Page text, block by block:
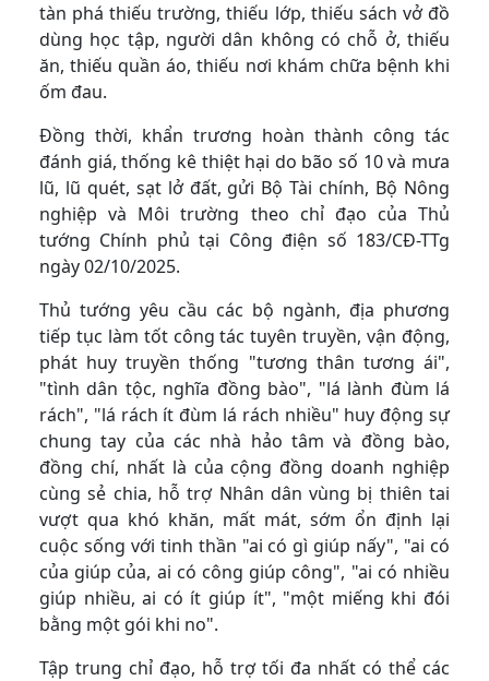
tàn phá thiếu trường, thiếu lớp, thiếu sách vở đồ
dùng học tập, người dân không có chỗ ở, thiếu
ăn, thiếu quần áo, thiếu nơi khám chữa bệnh khi
ốm đau.
Đồng thời, khẩn trương hoàn thành công tác
đánh giá, thống kê thiệt hại do bão số 10 và mưa
lũ, lũ quét, sạt lở đất, gửi Bộ Tài chính, Bộ Nông
nghiệp và Môi trường theo chỉ đạo của Thủ
tướng Chính phủ tại Công điện số 183/CĐ-TTg
ngày 02/10/2025.
Thủ tướng yêu cầu các bộ ngành, địa phương
tiếp tục làm tốt công tác tuyên truyền, vận động,
phát huy truyền thống "tương thân tương ái",
"tình dân tộc, nghĩa đồng bào", "lá lành đùm lá
rách", "lá rách ít đùm lá rách nhiều" huy động sự
chung tay của các nhà hảo tâm và đồng bào,
đồng chí, nhất là của cộng đồng doanh nghiệp
cùng sẻ chia, hỗ trợ Nhân dân vùng bị thiên tai
vượt qua khó khăn, mất mát, sớm ổn định lại
cuộc sống với tinh thần "ai có gì giúp nấy", "ai có
của giúp của, ai có công giúp công", "ai có nhiều
giúp nhiều, ai có ít giúp ít", "một miếng khi đói
bằng một gói khi no".
Tập trung chỉ đạo, hỗ trợ tối đa nhất có thể các